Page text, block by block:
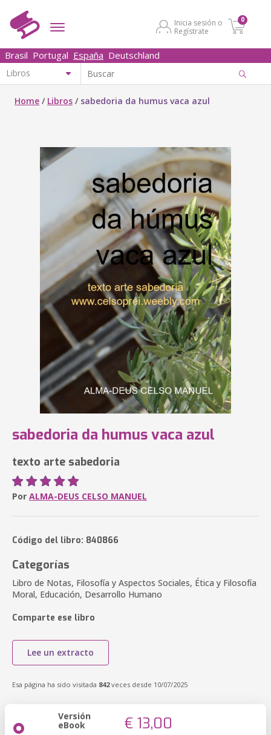
Inicia sesión o
Regístrate
0
Brasil Portugal España Deutschland
Home / Libros / sabedoria da humus vaca azul
sabedoria da humus vaca azul
texto arte sabedoria
Por ALMA-DEUS CELSO MANUEL
Código del libro: 840866
Categorías
Libro de Notas, Filosofía y Aspectos Sociales, Ética y Filosofía
Moral, Educación, Desarrollo Humano
Comparte ese libro
Lee un extracto
Esa página ha sido visitada 842veces desde 10/07/2025
Versión
eBook € 13,00